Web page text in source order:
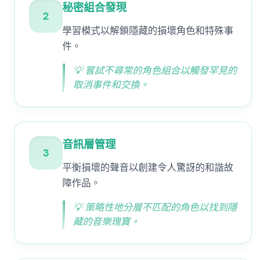
2
秘密組合發現
學習模式以解鎖隱藏的損壞角色和特殊事
件。
💡 嘗試不尋常的角色組合以觸發罕見的
取消事件和交換。
3
音訊層管理
平衡損壞的聲音以創建令人驚訝的和諧故
障作品。
💡策略性地分層不匹配的角色以找到隱
藏的音樂瑰寶。